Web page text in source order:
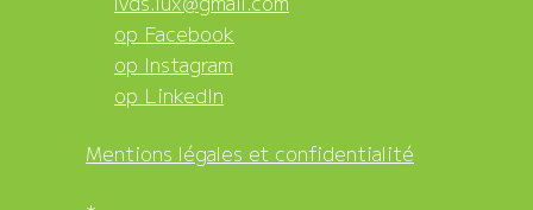
op Facebook
op Instagram
op LinkedIn
Mentions légales et confidentialité